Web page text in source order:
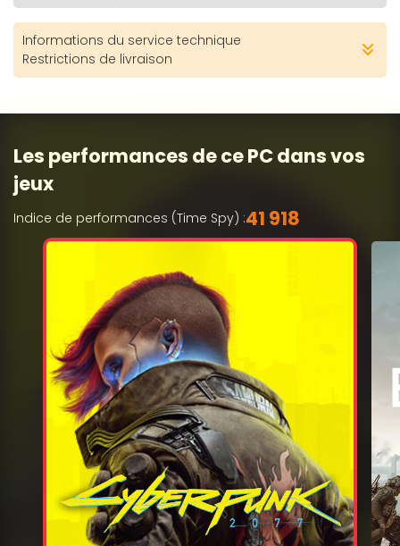
Informations du service technique
Restrictions de livraison
Les performances de ce PC dans vos
jeux
Indice de performances (Time Spy) :41 918